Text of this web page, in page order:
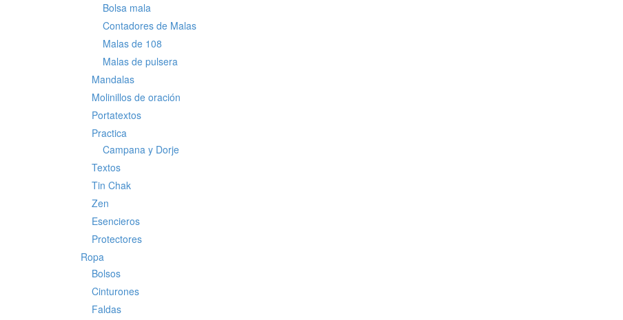
Bolsa mala
Contadores de Malas
Malas de 108
Malas de pulsera
Mandalas
Molinillos de oración
Portatextos
Practica
Campana y Dorje
Textos
Tin Chak
Zen
Esencieros
Protectores
Ropa
Bolsos
Cinturones
Faldas